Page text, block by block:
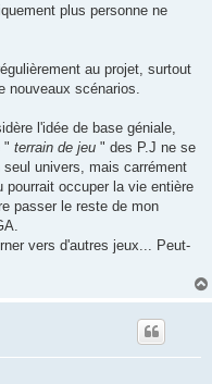
plus personne ne
au projet, surtout
nouveaux scénarios.
l'idée de base géniale,
" terrain de jeu " des P.J ne se
univers, mais carrément
occuper la vie entière
passer le reste de mon
vers d'autres jeux... Peut-